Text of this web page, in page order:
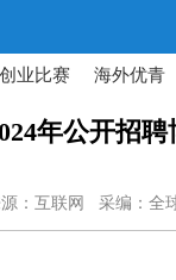
创业比赛 海外优青
年公开招
：互联网 采编：全